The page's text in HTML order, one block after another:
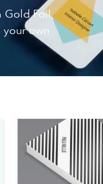
Gold Foil,
your own